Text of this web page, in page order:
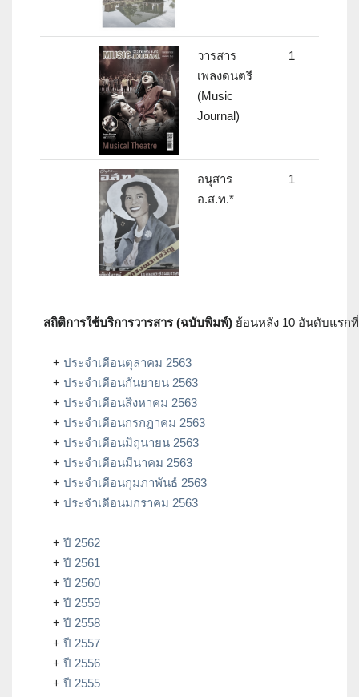
วารสาร
เพลงดนตรี
(Music
Journal)
1
อนุสาร
อ.ส.ท.*
1
สถิติการใช้บริการวารสาร (ฉบับพิมพ์) ย้อนหลัง 10 อันดับแรก
+ ประจำเดือนตุลาคม 2563
+ ประจำเดือนกันยายน 2563
+ ประจำเดือนสิงหาคม 2563
+ ประจำเดือนกรกฎาคม 2563
+ ประจำเดือนมิถุนายน 2563
+ ประจำเดือนมีนาคม 2563
+ ประจำเดือนกุมภาพันธ์ 2563
+ ประจำเดือนมกราคม 2563
+ ปี 2562
+ ปี 2561
+ ปี 2560
+ ปี 2559
+ ปี 2558
+ ปี 2557
+ ปี 2556
+ ปี 2555